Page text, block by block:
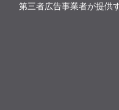
第三者広告事業者が提供